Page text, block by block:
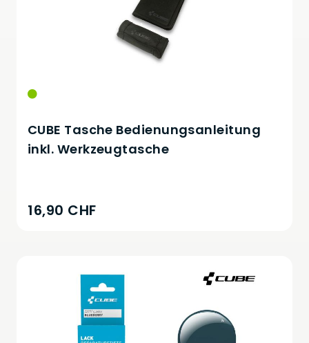
CUBE Tasche Bedienungsanleitung
inkl. Werkzeugtasche
16,90 CHF